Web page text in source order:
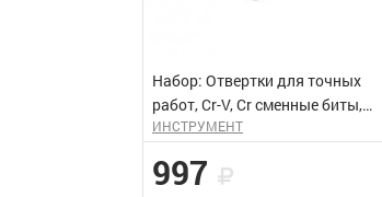
Набор: Отвертки для точных
работ, Cr-V, Cr сменные биты,
обрезиненная рукоятка,
ИНСТРУМЕНТ
997